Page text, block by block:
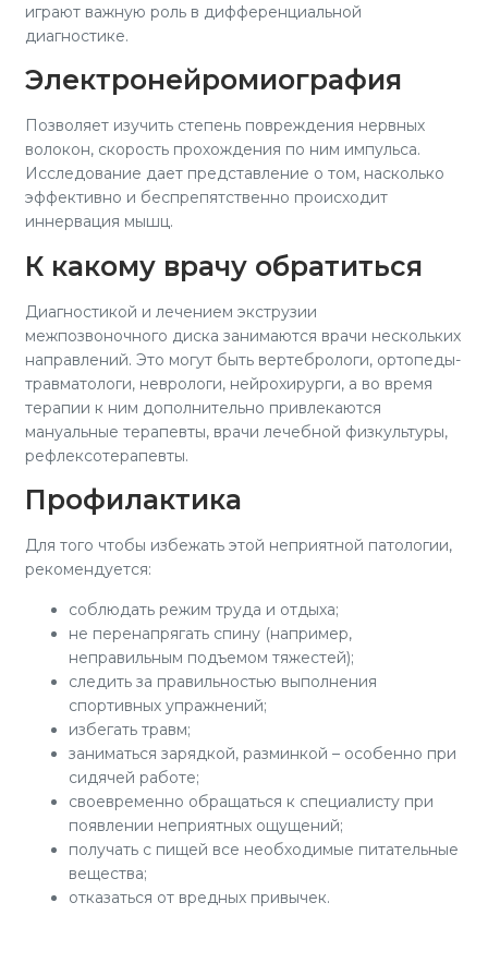
играют важную роль в дифференциальной
диагностике.
Электронейромиография
Позволяет изучить степень повреждения нервных
волокон, скорость прохождения по ним импульса.
Исследование дает представление о том, насколько
эффективно и беспрепятственно происходит
иннервация мышц.
К какому врачу обратиться
Диагностикой и лечением экструзии
межпозвоночного диска занимаются врачи нескольких
направлений. Это могут быть вертебрологи, ортопеды-
травматологи, неврологи, нейрохирурги, а во время
терапии к ним дополнительно привлекаются
мануальные терапевты, врачи лечебной физкультуры,
рефлексотерапевты.
Профилактика
Для того чтобы избежать этой неприятной патологии,
рекомендуется:
соблюдать режим труда и отдыха;
не перенапрягать спину (например,
неправильным подъемом тяжестей);
следить за правильностью выполнения
спортивных упражнений;
избегать травм;
заниматься зарядкой, разминкой – особенно при
сидячей работе;
своевременно обращаться к специалисту при
появлении неприятных ощущений;
получать с пищей все необходимые питательные
вещества;
отказаться от вредных привычек.